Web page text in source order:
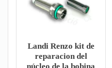
Landi Renzo kit de
reparacion del